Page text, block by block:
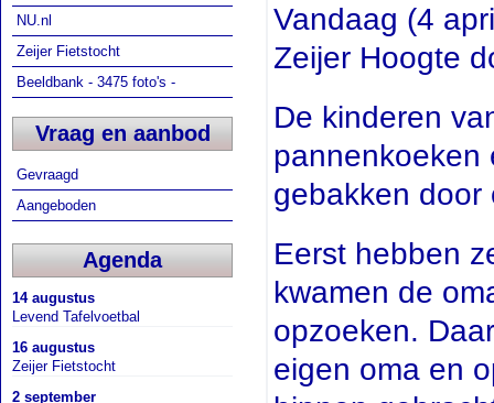
NU.nl
Zeijer Fietstocht
Beeldbank - 3475 foto's -
Vraag en aanbod
Gevraagd
Aangeboden
Agenda
14 augustus
Levend Tafelvoetbal
16 augustus
Zeijer Fietstocht
2 september
Vandaag (4
Zeijer Hoogte
De kinderen
pannenkoeken
gebakken door
Eerst hebben
kwamen de
opzoeken.
eigen oma en